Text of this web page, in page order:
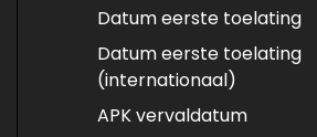
Datum eerste toelating
Datum eerste toelating
(internationaal)
APK vervaldatum